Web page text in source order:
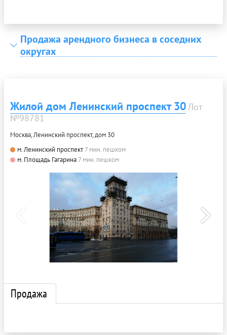
Продажа арендного бизнеса в соседних
округах
Жилой дом Ленинский проспект 30 Лот
№98781
Москва, Ленинский проспект, дом 30
м. Ленинский проспект 7 мин. пешком
м. Площадь Гагарина 7 мин. пешком
Продажа